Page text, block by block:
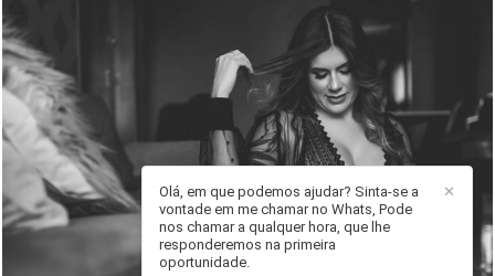
898 0
✕
Olá, em que podemos ajudar? Sinta-se a
vontade em me chamar no Whats, Pode
nos chamar a qualquer hora, que lhe
responderemos na primeira
oportunidade.